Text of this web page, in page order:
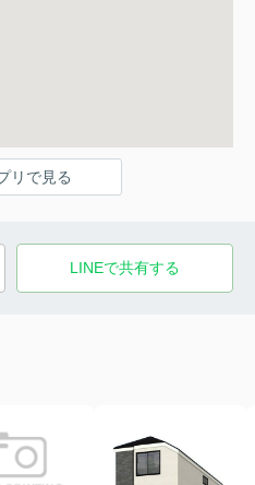
リで見る
LINEで共有する